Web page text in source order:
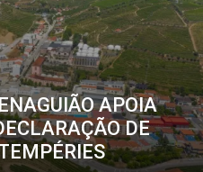
APOIA
DE